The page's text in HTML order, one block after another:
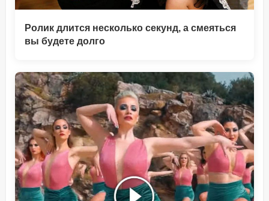
Ролик длится несколько секунд, а смеяться
вы будете долго